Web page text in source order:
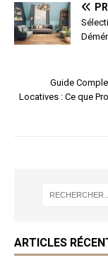
Guide
Locatives : Ce que
ARTICLES